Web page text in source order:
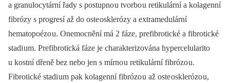
a granulocytární řady s postupno u tvorbo u retikulární a kolagenní
fibrózy s progresí až do oste osklerózy a extramedulární
hematopoézo u. Onemocnění má 2 fáze, prefibrotické a fibrotické
stadi um. Prefibrotická fáze je charakterizována hypercelularito
u kostní dřeně bez nebo jen s mírno u retikulární fibrózo u.
Fibrotické stadi um pak kolagenní fibrózo u až oste osklerózo u,